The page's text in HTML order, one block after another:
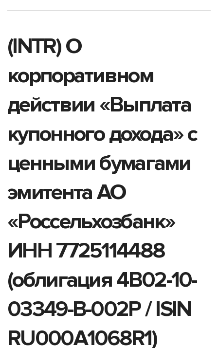
(INTR) О
корпоративном
действии «Выплата
купонного дохода» с
ценными бумагами
эмитента АО
«Россельхозбанк»
ИНН 7725114488
(облигация 4B02-10-
03349-B-002P / ISIN
RU000A1068R1)